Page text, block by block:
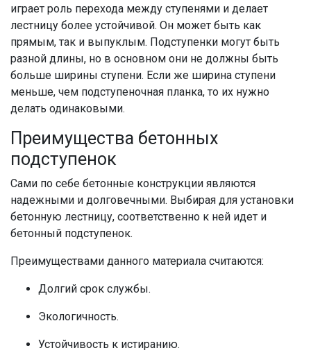
играет роль перехода между ступенями и делает
лестницу более устойчивой. Он может быть как
прямым, так и выпуклым. Подступенки могут быть
разной длины, но в основном они не должны быть
больше ширины ступени. Если же ширина ступени
меньше, чем подступеночная планка, то их нужно
делать одинаковыми.
Преимущества бетонных
подступенок
Сами по себе бетонные конструкции являются
надежными и долговечными. Выбирая для установки
бетонную лестницу, соответственно к ней идет и
бетонный подступенок.
Преимуществами данного материала считаются:
Долгий срок службы.
Экологичность.
Устойчивость к истиранию.